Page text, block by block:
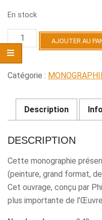
En stock
quantité
de
Carré
AJOUTER AU
Catégorie :
Description
DESCRIPTION
Cette monographie
(peinture, grand format,
Cet ouvrage, conçu par
plus importante de